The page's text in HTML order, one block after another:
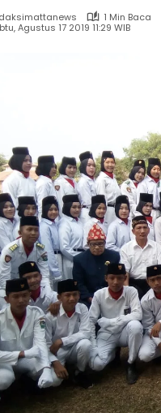
1 Min Baca
Agustus 17 2019 11:29 WIB